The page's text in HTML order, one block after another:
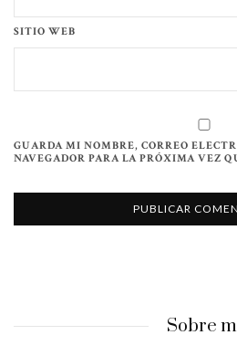
SITIO WEB
GUARDA MI NOMBRE, CORREO
NAVEGADOR PARA LA PRÓXIMA VEZ
Sobre